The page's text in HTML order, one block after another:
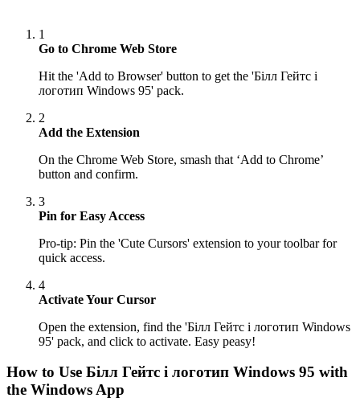
1
Go to Chrome Web Store
Hit the 'Add to Browser' button to get the 'Білл Гейтс і
логотип Windows 95' pack.
2
Add the Extension
On the Chrome Web Store, smash that ‘Add to Chrome’
button and confirm.
3
Pin for Easy Access
Pro-tip: Pin the 'Cute Cursors' extension to your toolbar for
quick access.
4
Activate Your Cursor
Open the extension, find the 'Білл Гейтс і логотип Windows
95' pack, and click to activate. Easy peasy!
How to Use Білл Гейтс і логотип Windows 95 with
the Windows App